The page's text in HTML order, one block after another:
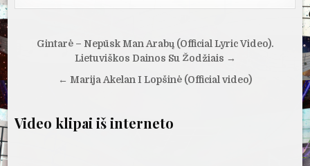
Navigacija
įrašų
Gintarė – Nepūsk Man Arabų (Official Lyric Video).
Lietuviškos Dainos Su Žodžiais →
← Marija Akelan I Lopšinė (Official video)
Video klipai iš interneto